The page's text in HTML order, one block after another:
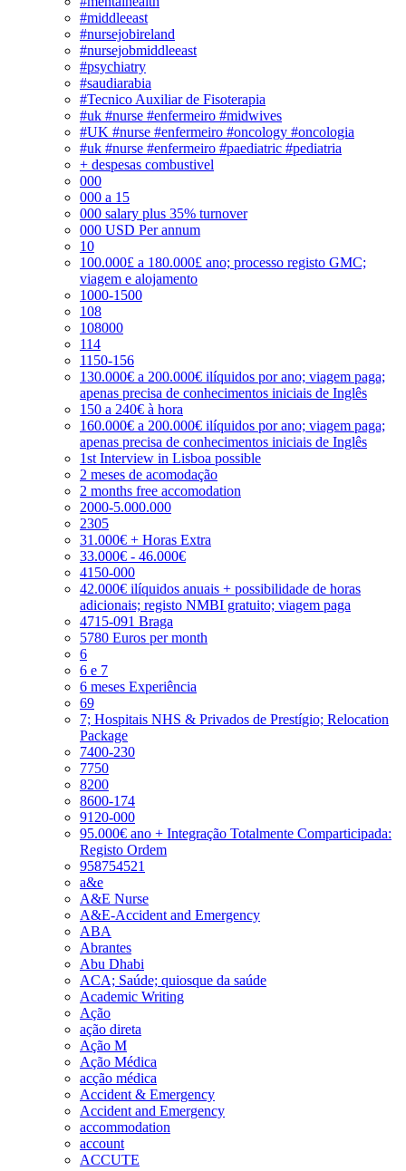
#middleeast
#nursejobireland
#nursejobmiddleeast
#psychiatry
#saudiarabia
#Tecnico Auxiliar de Fisoterapia
#uk #nurse #enfermeiro #midwives
#UK #nurse #enfermeiro #oncology #oncologia
#uk #nurse #enfermeiro #paediatric #pediatria
+ despesas combustivel
000
000 a 15
000 salary plus 35% turnover
000 USD Per annum
10
100.000£ a 180.000£ ano; processo registo GMC;
viagem e alojamento
1000-1500
108
108000
114
1150-156
130.000€ a 200.000€ ilíquidos por ano; viagem paga;
apenas precisa de conhecimentos iniciais de Inglês
150 a 240€ à hora
160.000€ a 200.000€ ilíquidos por ano; viagem paga;
apenas precisa de conhecimentos iniciais de Inglês
1st Interview in Lisboa possible
2 meses de acomodação
2 months free accomodation
2000-5.000.000
2305
31.000€ + Horas Extra
33.000€ - 46.000€
4150-000
42.000€ ilíquidos anuais + possibilidade de horas
adicionais; registo NMBI gratuito; viagem paga
4715-091 Braga
5780 Euros per month
6
6 e 7
6 meses Experiência
69
7; Hospitais NHS & Privados de Prestígio; Relocation
Package
7400-230
7750
8200
8600-174
9120-000
95.000€ ano + Integração Totalmente Comparticipada:
Registo Ordem
958754521
a&e
A&E Nurse
A&E-Accident and Emergency
ABA
Abrantes
Abu Dhabi
ACA; Saúde; quiosque da saúde
Academic Writing
Ação
ação direta
Ação M
Ação Médica
acção médica
Accident & Emergency
Accident and Emergency
accommodation
account
ACCUTE